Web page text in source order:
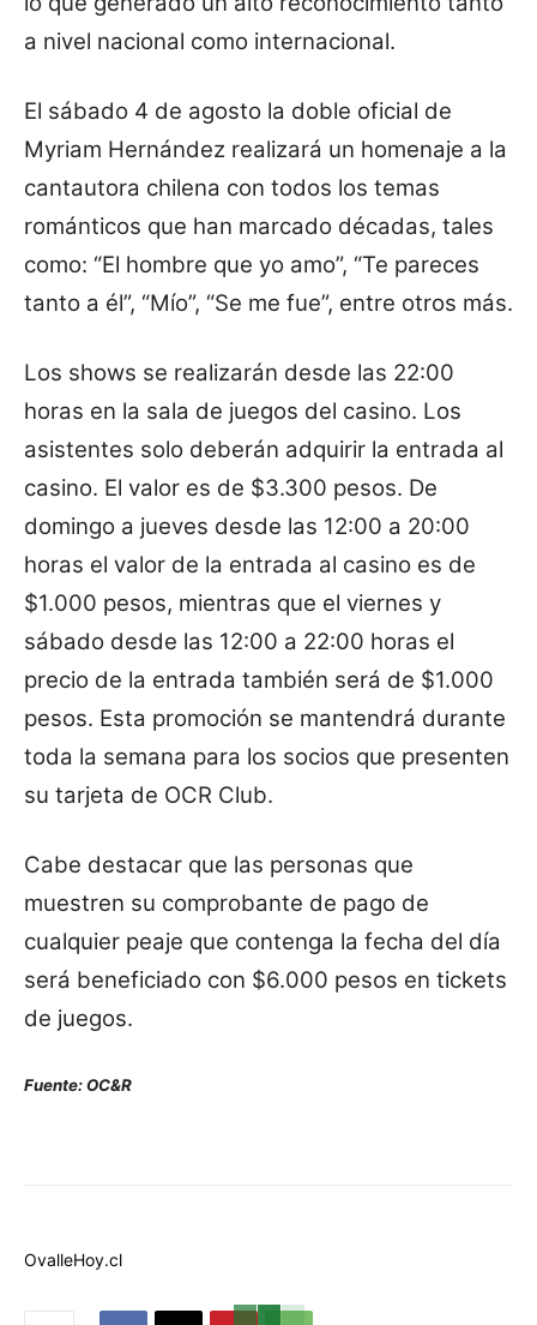
a nivel nacional como internacional.
El sábado 4 de agosto la doble oficial de
Myriam Hernández realizará un homenaje a la
cantautora chilena con todos los temas
románticos que han marcado décadas, tales
como: “El hombre que yo amo”, “Te pareces
tanto a él”, “Mío”, “Se me fue”, entre otros más.
Los shows se realizarán desde las 22:00
horas en la sala de juegos del casino. Los
asistentes solo deberán adquirir la entrada al
casino. El valor es de $3.300 pesos. De
domingo a jueves desde las 12:00 a 20:00
horas el valor de la entrada al casino es de
$1.000 pesos, mientras que el viernes y
sábado desde las 12:00 a 22:00 horas el
precio de la entrada también será de $1.000
pesos. Esta promoción se mantendrá durante
toda la semana para los socios que presenten
su tarjeta de OCR Club.
Cabe destacar que las personas que
muestren su comprobante de pago de
cualquier peaje que contenga la fecha del día
será beneficiado con $6.000 pesos en tickets
de juegos.
Fuente: OC&R
OvalleHoy.cl